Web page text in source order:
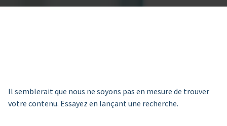
Il semblerait que nous ne soyons pas en mesure de trouver
votre contenu. Essayez en lançant une recherche.